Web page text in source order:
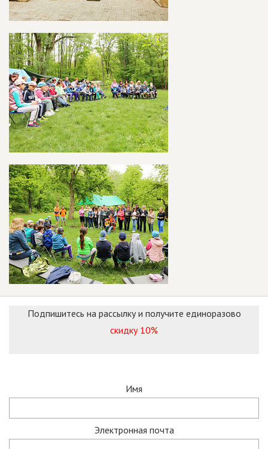
Подпишитесь на рассылку и получите единоразово
скидку 10%
Имя
Электронная почта